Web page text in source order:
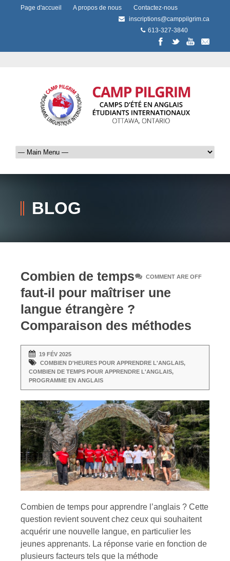
Page d'accueil A propos de nous
Contactez-nous
inscriptions@camppilgrim.ca
613-327-3840
BLOG
COMMENT ARE OFF
Combien de temps
faut-il pour maîtriser une
langue étrangère ?
Comparaison des méthodes
19 FÉV 2025
COMBIEN D'HEURES POUR APPRENDRE L'ANGLAIS,
COMBIEN DE TEMPS POUR APPRENDRE L'ANGLAIS,
PROGRAMME EN ANGLAIS
Combien de temps pour apprendre l’anglais ? Cette
question revient souvent chez ceux qui souhaitent
acquérir une nouvelle langue, en particulier les
jeunes apprenants. La réponse varie en fonction de
plusieurs facteurs tels que la méthode